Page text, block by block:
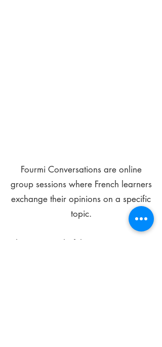
Fourmi Conversations are online
group sessions where French learners
exchange their opinions on a specific
topic.
The main goal of these meetings is to